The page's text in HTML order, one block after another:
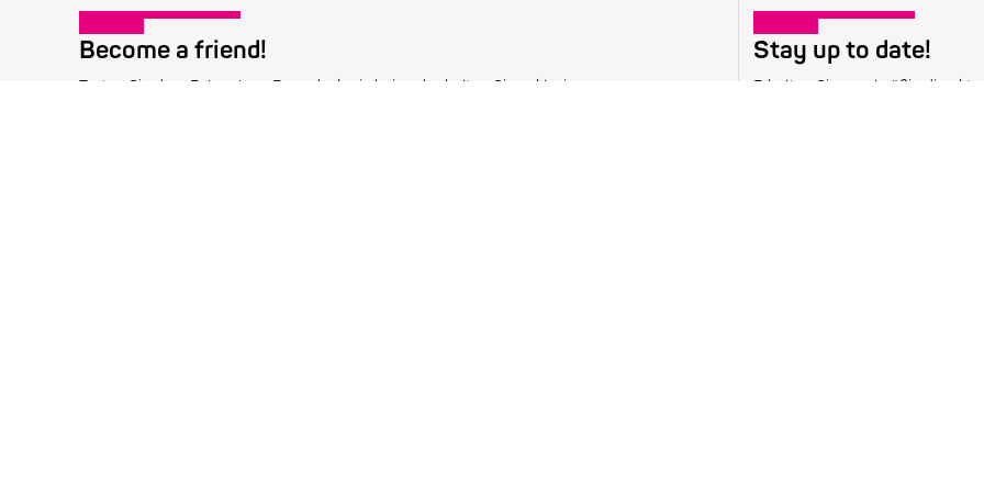
Become a friend!
Treten Sie dem Enjoy Jazz-Freundeskreis bei und erhalten Sie exklusive
Stay up to date!
Erhalten Sie regelmäßig die